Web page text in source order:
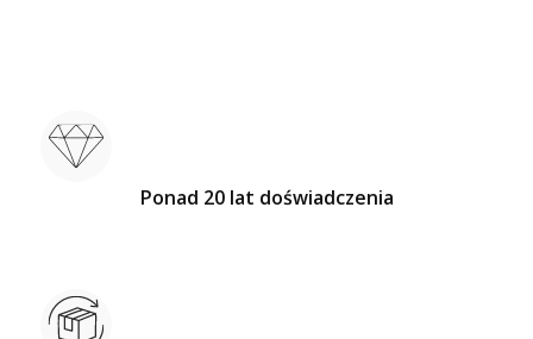
Ponad 20 lat doświadczenia